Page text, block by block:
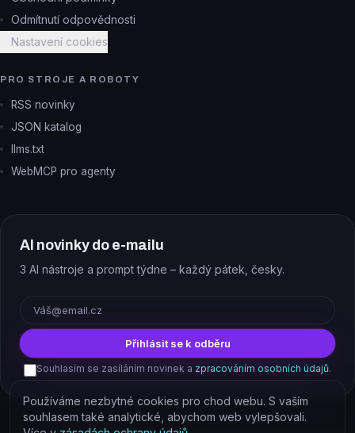
Odmítnutí odpovědnosti
Nastavení cookies
PRO STROJE A ROBOTY
RSS novinky
JSON katalog
llms.txt
WebMCP pro agenty
AI novinky do e-mailu
3 AI nástroje a prompt týdne – každý pátek, česky.
Přihlásit se k odběru
Souhlasím se zasíláním novinek a zpracováním osobních údajů.
Používáme nezbytné cookies pro chod webu. S vaším
souhlasem také analytické, abychom web vylepšovali.